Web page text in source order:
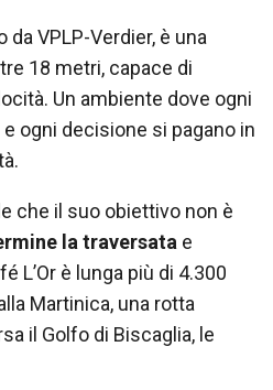
da VPLP-Verdier, è una
18 metri, capace di
Un ambiente dove ogni
ogni decisione si pagano in
che il suo obiettivo non è
la traversata e
L’Or è lunga più di 4.300
Martinica, una rotta
il Golfo di Biscaglia, le